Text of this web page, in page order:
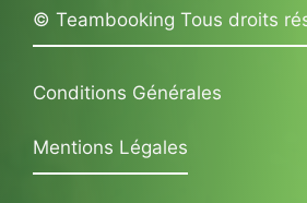
© Teambooking Tous droits
Conditions Générales
Mentions Légales